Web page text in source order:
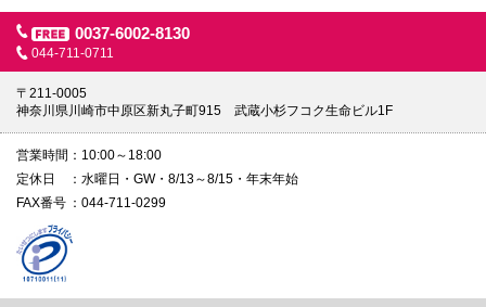
0037-6002-8130
044-711-0711
〒211-0005
神奈川県川崎市中原区新丸子町915 武蔵小杉フコク生命ビル1F
営業時間
10:00～18:00
定休日
水曜日・GW・8/13～8/15・年末年始
FAX番号
044-711-0299